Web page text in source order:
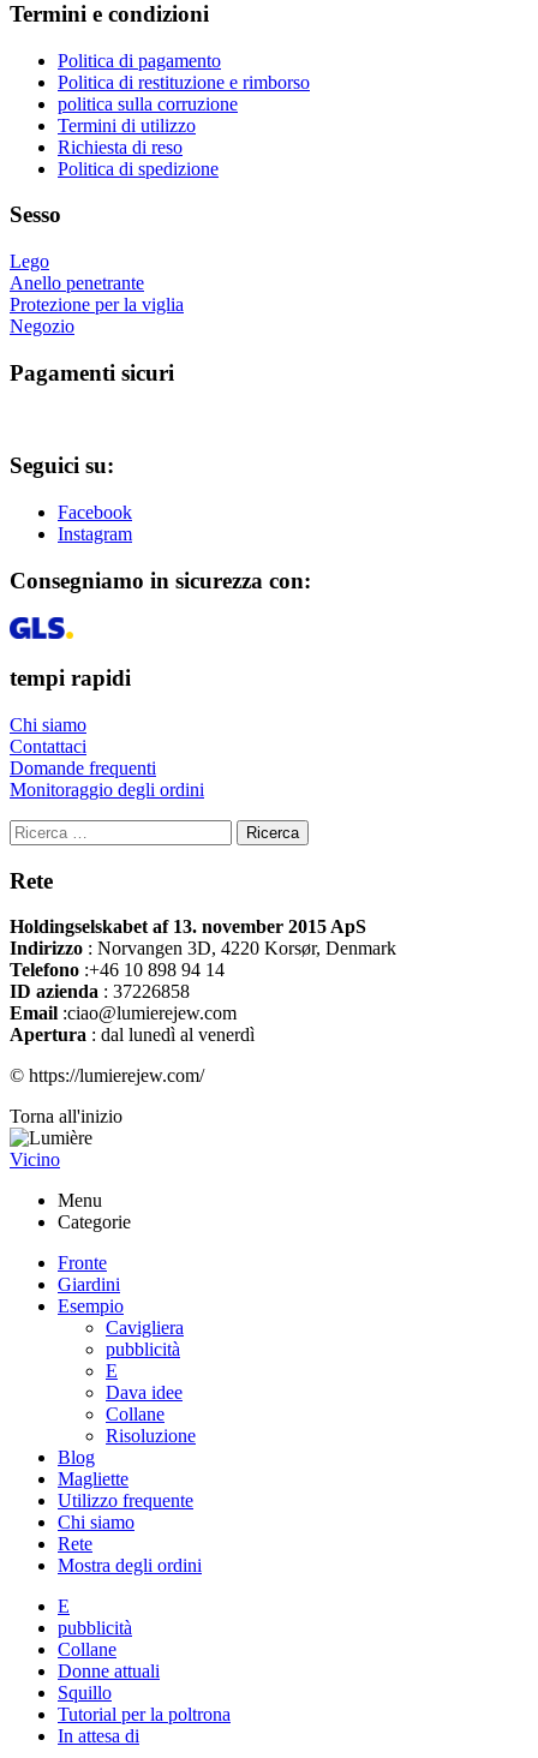
opzioni
essere
scelte
nella
pagina
del
prodotto
Termini e condizioni
Politica di pagamento
Politica di restituzione e rimborso
politica sulla corruzione
Termini di utilizzo
Richiesta di reso
Politica di spedizione
Sesso
Lego
Anello penetrante
Protezione per la viglia
Negozio
Pagamenti sicuri
Seguici su:
Facebook
Instagram
Consegniamo in sicurezza con:
tempi rapidi
Chi siamo
Contattaci
Domande frequenti
Monitoraggio degli ordini
Ricerca
Rete
Holdingselskabet af 13. november 2015 ApS
Indirizzo : Norvangen 3D, 4220 Korsør, Denmark
Telefono :+46 10 898 94 14
ID azienda : 37226858
Email :ciao@lumierejew.com
Apertura : dal lunedì al venerdì
© https://lumierejew.com/
Torna all'inizio
Vicino
Menu
Categorie
Fronte
Giardini
Esempio
Cavigliera
pubblicità
E
Dava idee
Collane
Risoluzione
Blog
Magliette
Utilizzo frequente
Chi siamo
Rete
Mostra degli ordini
E
pubblicità
Collane
Donne attuali
Squillo
Tutorial per la poltrona
In attesa di